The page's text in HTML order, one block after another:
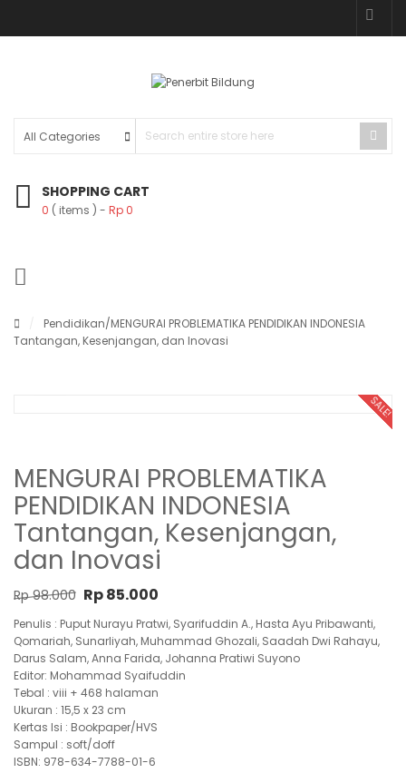
SHOPPING CART
0 ( items ) Rp 0
Pendidikan/MENGURAI PROBLEMATIKA PENDIDIKAN INDONESIA
Tantangan, Kesenjangan, dan Inovasi
SALE!
MENGURAI PROBLEMATIKA
PENDIDIKAN INDONESIA
Tantangan, Kesenjangan,
dan Inovasi
Rp98.000 Original price was: Rp 98.000.
Rp85.000
Penulis : Puput Nurayu Pratwi, Syarifuddin A., Hasta Ayu Pribawanti,
Qomariah, Sunarliyah, Muhammad Ghozali, Saadah Dwi Rahayu,
Darus Salam, Anna Farida, Johanna Pratiwi Suyono
Editor: Mohammad Syaifuddin
Tebal : viii + 468 halaman
Ukuran : 15,5 x 23 cm
Kertas Isi : Bookpaper/HVS
Sampul : soft/doff
ISBN: 978-634-7788-01-6